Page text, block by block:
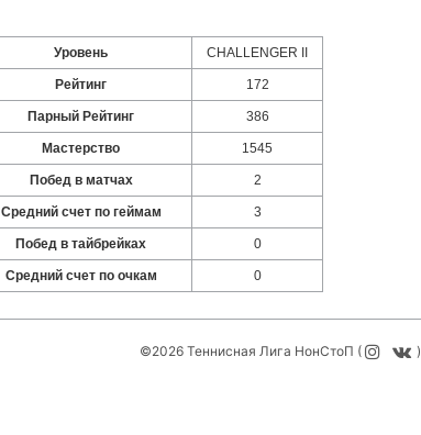
Уровень CHALLENGER II
Рейтинг 172
Парный Рейтинг 386
Мастерство 1545
Побед в матчах 2
Средний счет по геймам 3
Побед в тайбрейках 0
Средний счет по очкам 0
©2026 Теннисная Лига НонСтоП ( )